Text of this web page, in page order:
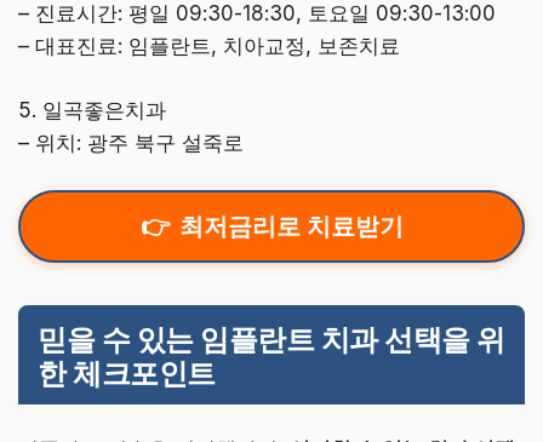
– 진료시간: 평일 09:30-18:30, 토요일 09:30-13:00
– 대표진료: 임플란트, 치아교정, 보존치료
5. 일곡좋은치과
– 위치: 광주 북구 설죽로
최저금리로 치료받기
믿을 수 있는 임플란트 치과 선택을 위
한 체크포인트